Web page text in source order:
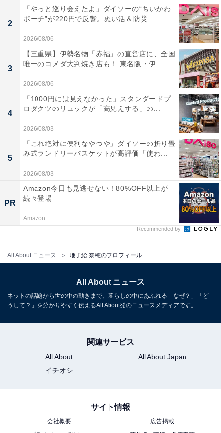
All About ニュース 地子給 奈穂のプロフィール
2
「やっと巡り会えたよ」ダイソーの“ちいかわ
ポーチ”が220円で反響。ぬい活＆防災...
2026/08/06
3
【三重県】伊勢名物「赤福」の直営店に、全国
唯一のコメダ大判焼き店も！ 東名阪・伊...
2026/08/06
4
「1000円には見えなかった」スタンダードプ
ロダクツのリュックが「高見えする」の...
2026/08/03
5
「これ絶対に便利なやつや」ダイソーの折り畳
み式ランドリーバスケットが高評価「使わ...
2026/08/03
PR
Amazon今日も見逃せない！80%OFF以上が
続々登場
Amazon
Recommended by
All About ニュース
ネットの話題から世の中の動きまで、暮らしの中にあふれる「なぜ？」「ど
うして？」を分かりやすく伝えるAll About発のニュースメディアです。
関連サービス
All About
All About Japan
イチオシ
サイト情報
会社概要
広告掲載